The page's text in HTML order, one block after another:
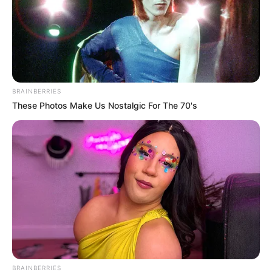
(foto: pinterest)
8. Tak hanya dibidang bahasa, bidang sains seperti
rumus juga bisa dibuat seperti ini. Menghafal jadi
lebih asyik
BRAINBERRIES
These Photos Make Us Nostalgic For The 70's
BRAINBERRIES